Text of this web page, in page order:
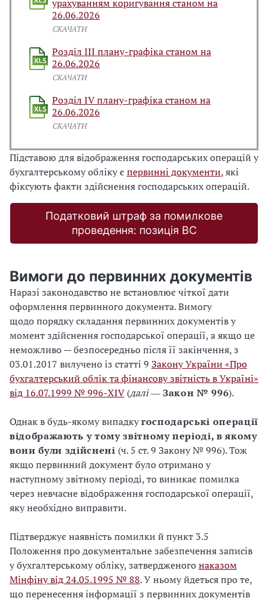
урахуванням коригування станом на
26.06.2026
СКАЧАТИ
Розділ ІІІ плану-графіка станом на
26.06.2026
СКАЧАТИ
Розділ IV плану-графіка станом на
26.06.2026
СКАЧАТИ
Підставою для відображення господарських операцій у
бухгалтерському обліку є первинні документи, які
фіксують факти здійснення господарських операцій.
Податковий штраф за помилкове
проведення: позиція ВС
Вимоги до первинних документів
Наразі законодавство не встановлює чіткої дати
оформлення первинного документа. Вимогу
щодо порядку складання первинних документів у
момент здійснення господарської операції, а якщо це
неможливо — безпосередньо після її закінчення, з
03.01.2017 вилучено із статті 9 Закону України «Про
бухгалтерський облік та фінансову звітність в Україні»
від 16.07.1999 № 996-XIV (далі―Закон № 996).
Однак в будь-якому випадкугосподарські операції
відображають у тому звітному періоді, в якому
вони були здійснені (ч. 5 ст. 9 Закону № 996). Тож
якщо первинний документ було отримано у
наступному звітному періоді, то виникає помилка
через невчасне відображення господарської операції,
яку необхідно виправити.
Підтверджує наявність помилки й пункт 3.5
Положення про документальне забезпечення записів
у бухгалтерському обліку, затвердженогонаказом
Мінфіну від 24.05.1995 № 88. У ньому йдеться про те,
що перенесення інформації з первинних документів